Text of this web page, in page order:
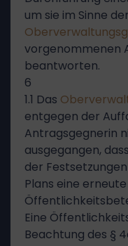
um sie im Sinne
vorgenommenen
beantworten.
6
1.1 Das
entgegen der
Antragsgegnerin
ausgegangen,
der
Plans eine erneute
Eine
Beachtung des §